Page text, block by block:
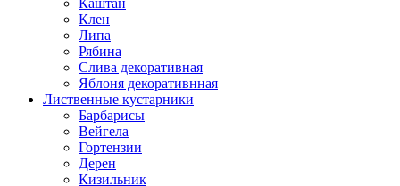
Каштан
Клен
Липа
Рябина
Слива декоративная
Яблоня декоративнная
Лиственные кустарники
Барбарисы
Вейгела
Гортензии
Дерен
Кизильник